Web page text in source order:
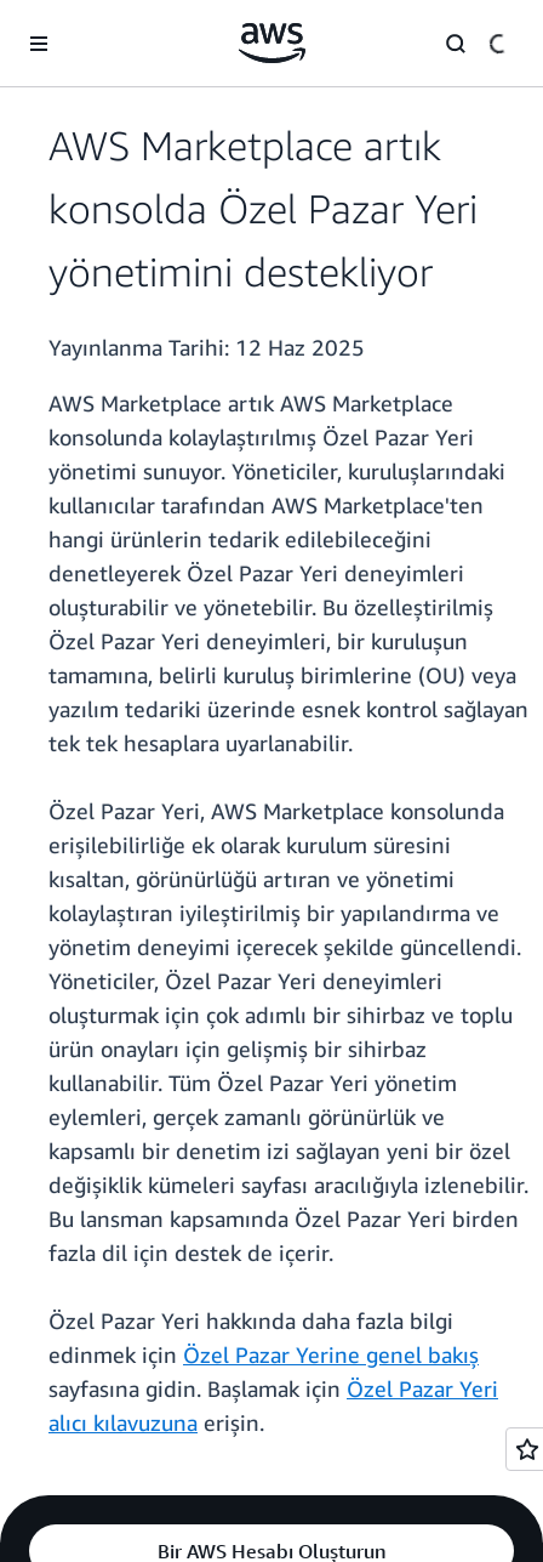
AWS Marketplace artık
konsolda Özel Pazar Yeri
yönetimini destekliyor
Yayınlanma Tarihi: 12 Haz 2025
AWS Marketplace artık AWS Marketplace
konsolunda kolaylaştırılmış Özel Pazar Yeri
yönetimi sunuyor. Yöneticiler, kuruluşlarındaki
kullanıcılar tarafından AWS Marketplace'ten
hangi ürünlerin tedarik edilebileceğini
denetleyerek Özel Pazar Yeri deneyimleri
oluşturabilir ve yönetebilir. Bu özelleştirilmiş
Özel Pazar Yeri deneyimleri, bir kuruluşun
tamamına, belirli kuruluş birimlerine (OU) veya
yazılım tedariki üzerinde esnek kontrol sağlayan
tek tek hesaplara uyarlanabilir.
Özel Pazar Yeri, AWS Marketplace konsolunda
erişilebilirliğe ek olarak kurulum süresini
kısaltan, görünürlüğü artıran ve yönetimi
kolaylaştıran iyileştirilmiş bir yapılandırma ve
yönetim deneyimi içerecek şekilde güncellendi.
Yöneticiler, Özel Pazar Yeri deneyimleri
oluşturmak için çok adımlı bir sihirbaz ve toplu
ürün onayları için gelişmiş bir sihirbaz
kullanabilir. Tüm Özel Pazar Yeri yönetim
eylemleri, gerçek zamanlı görünürlük ve
kapsamlı bir denetim izi sağlayan yeni bir özel
değişiklik kümeleri sayfası aracılığıyla izlenebilir.
Bu lansman kapsamında Özel Pazar Yeri birden
fazla dil için destek de içerir.
Özel Pazar Yeri hakkında daha fazla bilgi
edinmek için Özel Pazar Yerine genel bakış
sayfasına gidin. Başlamak için Özel Pazar Yeri
alıcı kılavuzuna erişin.
Bir AWS Hesabı Oluşturun